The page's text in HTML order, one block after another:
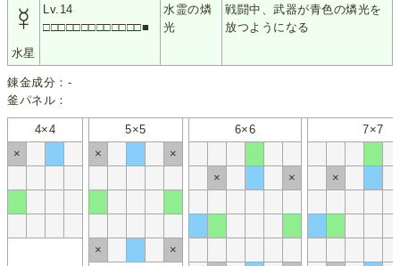
☿
水星
Lv.14
□□□□□□□□□□□□□■
水霊の燐
光
戦闘中、武器が青色の燐光を
放つようになる
錬金成分：-
釜パネル：
4×4 5×5 6×6
7×7
×
×
×
×
× ×
×
×